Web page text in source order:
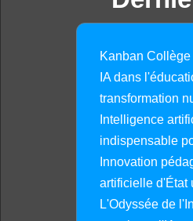
Kanban
IA dans
transformation
Intelligence
indispensable
Innovation
artificielle d'État
L'Odyssée de